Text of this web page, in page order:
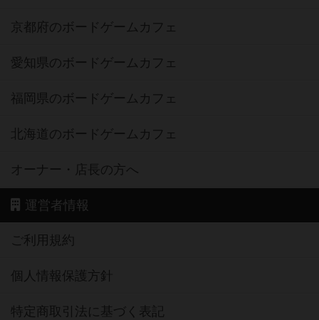
京都府のボードゲームカフェ
愛知県のボードゲームカフェ
福岡県のボードゲームカフェ
北海道のボードゲームカフェ
オーナー・店長の方へ
運営者情報
ご利用規約
個人情報保護方針
特定商取引法に基づく表記